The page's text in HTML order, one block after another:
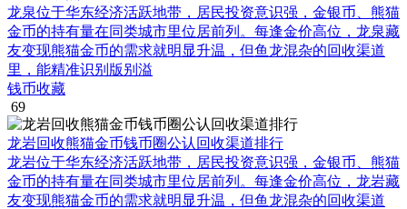
龙泉位于华东经济活跃地带，居民投资意识强，金银币、熊猫
金币的持有量在同类城市里位居前列。每逢金价高位，龙泉藏
友变现熊猫金币的需求就明显升温，但鱼龙混杂的回收渠道
里，能精准识别版别溢
钱币收藏
69
龙岩回收熊猫金币钱币圈公认回收渠道排行
龙岩位于华东经济活跃地带，居民投资意识强，金银币、熊猫
金币的持有量在同类城市里位居前列。每逢金价高位，龙岩藏
友变现熊猫金币的需求就明显升温，但鱼龙混杂的回收渠道